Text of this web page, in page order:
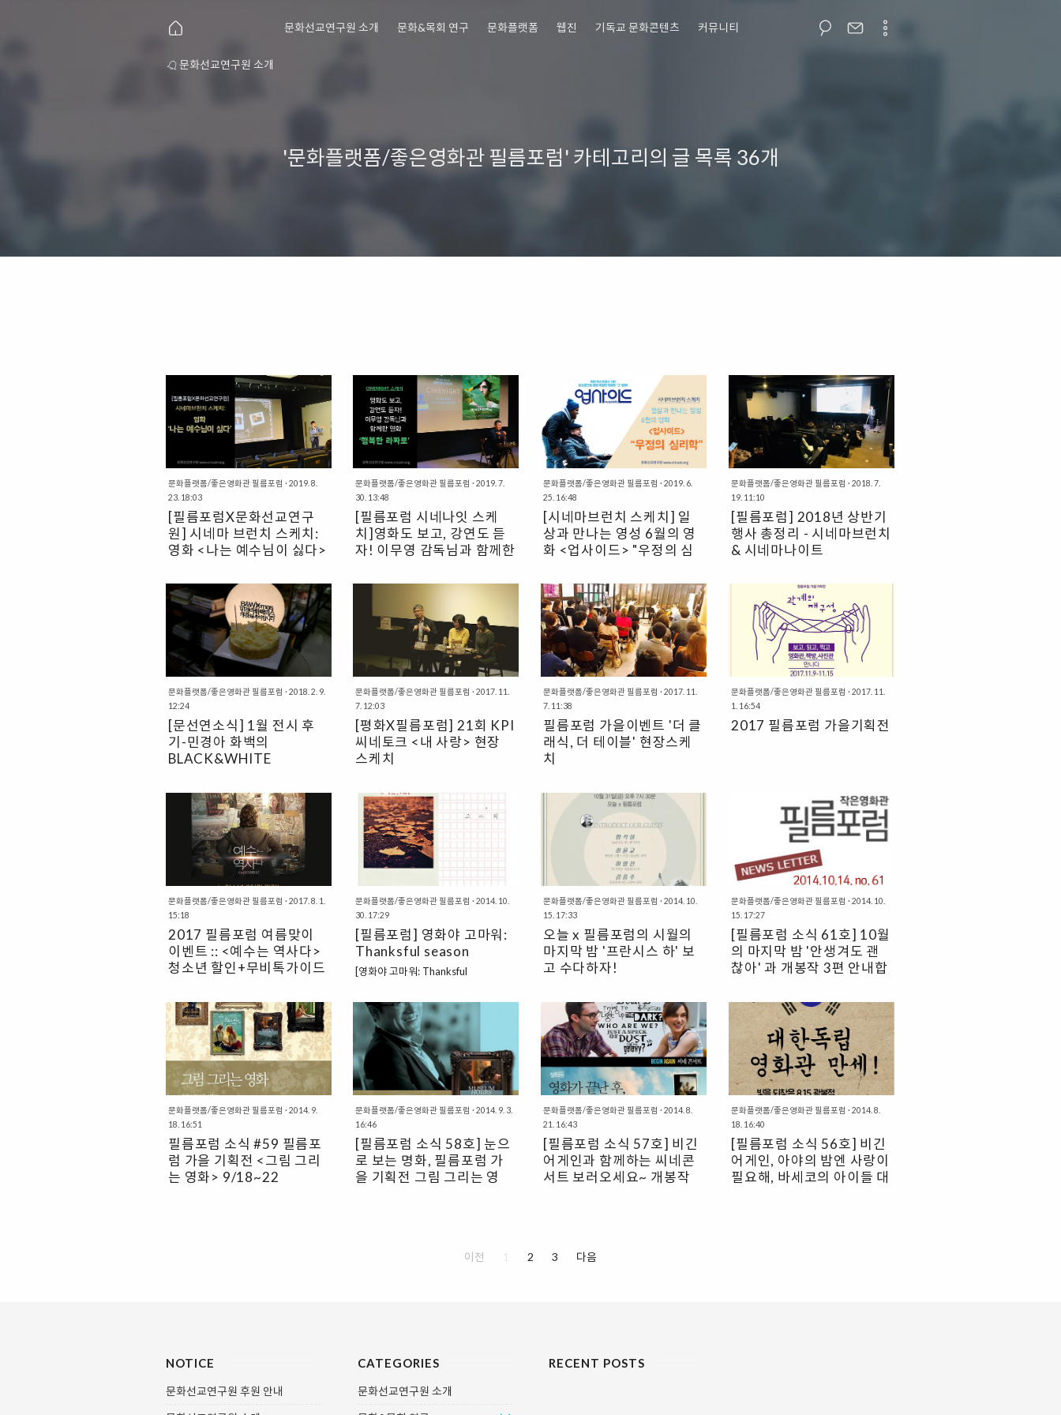
문화선교연구원 소개 문화&목회 연구 문화플랫폼 웹진 기독교 문화콘텐츠 커뮤니티
문화선교연구원 소개
'문화플랫폼/좋은영화관 필름포럼' 카테고리의 글 목록 36개
문화플랫폼/좋은영화관 필름포럼 · 2019. 8.
23. 18:03
[필름포럼X문화선교연구
원] 시네마 브런치 스케치:
영화 <나는 예수님이 싫다>
대표 성현 목사가 진행하는 시네마 브
런치가 있었다. 시네마 브런치는 영화
를 감상하고, 간단한 샌드위치를 먹고
기독교적인 시각이 담긴 시네마 강좌와
관객과의 대화로 구성되어 있다. 매달
진행되는데 7월의 영화는 오쿠야마 히
로시 감독의 였다. ‘아니 어떻게 이런 제
목을...’ 하고 생각하게 만드는, 귀여우
면서도 발칙한 제목이다. 실제로 영화
는 초등학생 5학년 아이가 주인공인 만
큼 귀엽기도 하고 그 안에 사뭇 진지한
고독과 실증을 드러내고 있다는 점에서
갑작스러운 이사로 시골 마을로 전학을
오게 된다. 그곳에서 다니게 된 기독교
학교, 예수님과의 만남은 조금 낯설었
지만 유라는 자신의 작은 소원들을 들
어주는 예수님과 금방 친해진다. ..
문화플랫폼/좋은영화관 필름포럼 · 2019. 7.
30. 13:48
[필름포럼 시네나잇 스케
치]영화도 보고, 강연도 듣
자! 이무영 감독님과 함께한
의미있는 영화를 선정하여 이무영 감독
과 함께 토크쇼를 진행한다. 지난 7월
12일 시네나잇은 영화 를 선정했다. 신
비로운 분위기가 감도는 영화 는 굉장
히 많은 생각을 하게 만드는 영화였다.
영화 곳곳에 숨겨진 장치들도 궁금했
고, 기독교적인 느낌이 다분한 모티브
들도 알고 싶어졌다. 그렇기에 더욱 이
무영 감독과 함께 읽는 영화 시네나잇
은 좀 더 특별한 시간이었다. 이무영 감
독은 먼저 이 영화를 보며 쉽게 받아들
이기 어렵거나 이해가 안 되는 부분이
세계관에 깊이 뿌리를 두고 있기 때문
이라고 보았다. 그렇기에 어떻게 보면
익숙하고, 기독교 세계관에 익숙하지
않은 사람들은 낯선 것이다. 또한 성경
뿐 아니라 다른 신화적인 모티브가 사
용되어..
문화플랫폼/좋은영화관 필름포럼 · 2019. 6.
25. 16:48
[시네마브런치 스케치] 일
상과 만나는 영성 6월의 영
화 <업사이드> "우정의 심
시네마 브런치는 영화를 감상하고, 함
께 간단한 샌드위치를 먹고 영화관에서
진행하는 시네마 강좌와 관객과의 대화
로 구성되어 있다. 기독교적인 시각이
담긴 성현 목사의 시네마 브런치 6월의
영화는 였는데, “우정의 심리학”이라는
주제로 전개되었다. 6월 24일에 진행
된 시네마 브런치를 스케치한 것을 공
유하고자 한다. 영화 줄거리엄청난 부
자인 필립(브라이언 크랜스톤 역)은 사
실 하루 24시간 내내 누군가가 도와주
지 않으면 살아갈 수 없는 전신마비환
미를 잃어버린 그는 ‘생활보조원’을 구
하는 중 델(케빈 하트 역)을 만나게 된
다. 델은 전과자로 한 가정의 가장의 역
할을 하고 싶지만 떳떳한 직장을 구하
는 데 어려움을 느끼고 있었다. 그러다
문화플랫폼/좋은영화관 필름포럼 · 2018. 7.
19. 11:10
[필름포럼] 2018년 상반기
행사 총정리 - 시네마브런치
& 시네마나이트
포럼이 선정한 영화로 함께 이야기를
나누는 시네마 프로그램들이 있어요 영
화 한편 속에 담긴 수많은 이야기들을
함께 나누며, 공감하고 더욱 깊어지는
시간! 2018년 상반기에도 다양한 영
화들로 여러분을 만났습니다. 어떠한
영화들이 있었는지 같이 알아볼까요?
1. 3월의 행사 : 시네마나이트 & 시네
마브런치& 시네마토크 2. 5월의 행사 :
시네마나이트 & 시네마브런치 & 시네
좋은 시네마 프로그램으로 찾아갑니다.
많은 관심 부탁드려요 ~! 다가오는 7월
행사 : 시네마브런치 (매진) 필름포럼
행사에 대한 다양한 정보는 http..
문화플랫폼/좋은영화관 필름포럼 · 2018. 2. 9.
12:24
[문선연소식] 1월 전시 후
기-민경아 화백의
BLACK&WHITE
31일 까지 필름포럼에서 민경아 화백
의 개인전이 열렸습니다. 주제는
BLACK & WHITE CHRISTMAS 로 가
장 단순한 색인 BLACK 과 WHITE가
만들어낸 예수 그리스도의 탄생의 의미
가 더욱 와 닿은 전시회였습니다. 특히
민경아 화백님의 작품은 수천 년의 시
간과 동서양을 넘나드는 브리콜라주로
주목받는 작품들입니다. 한국적 이미지
로 고스란히 전해지는 예수 그리스도를
만날 수 있는 특별함을 주는 작품들이
었습니다. 특히 전시회 당일은 민경아
주시기도 해서 더욱 좋았습니다. 제가
생각했던 작품이해와 작가님의 작품설
명이 더해져서 더욱 풍성한 시간이었습
니다. 마지막으로 꽃보다 더 아름다우
신 민경아 화백님의 사진! 다음번에
또..
문화플랫폼/좋은영화관 필름포럼 · 2017. 11.
7. 12:03
[평화X필름포럼] 21회 KPI
씨네토크 <내 사랑> 현장
스케치
모디, 그리고 홀로 거친 인생을 살아야
만 했던 에버릿. 세상으로부터 버림 받
은 두 사람이 만났습니다. 에버릿이 모
디를 아무리 할퀴고 상처 내어도 종국
에 에버릿조차 자상하고 따뜻한 남자로
변하게 만든 모디의 힘. 그것은 가슴 한
켠에 묻어둔 아픔 때문이었을까요, 아
니면, "내 인생 전부가 이미 액자 속에
있어요. 바로 저기에..." 그림 덕분이었
을까요. 그도 아니면.... 사랑 때문이었
을까요.누구보다 부족해 보였지만 스스
로 행복을 찾아낸 모디, 그녀를 통해 평
평화연구원과 함께 가졌습니다. 토요일
오후에 가족들과 함께 영화를 보고, 이
야기 나누는 시간이 앞으로도 계속됩니
다.^^
문화플랫폼/좋은영화관 필름포럼 · 2017. 11.
7. 11:38
필름포럼 가을이벤트 '더 클
래식, 더 테이블' 현장스케
치
QUARTET'의 멋진 연주와 가을과 잘
어울리는 영화 을 동시에! 필름포럼 가
을이벤트 [더 클래식, 더 테이블]의 현
장사진 전합니다. 계속되는 필름포럼의
따뜻한 이벤트, 주목해주세요. ; )
문화플랫폼/좋은영화관 필름포럼 · 2017. 11.
1. 16:54
2017 필름포럼 가을기획전
문화플랫폼/좋은영화관 필름포럼 · 2017. 8. 1.
15:18
2017 필름포럼 여름맞이
이벤트 :: <예수는 역사다>
청소년 할인+무비톡가이드
이벤트 :: 예수는 역사다! ∙ 청소년 관람
가 7천원 관람 ∙ 무비톡가이드(성경공
부교재) 제공 영화도 보고, 카페에서 토
론도 할 수 있는 필름포럼으로 오세요!
‣ 기간 : 2017. 8.5-8.27‣ 할인혜택 :
매표소에서 학생증/청소년증 제시(중
복할인 불가)
문화플랫폼/좋은영화관 필름포럼 · 2014. 10.
30. 17:29
[필름포럼] 영화야 고마워:
Thanksful season
[영화야 고마워: Thanksful
해가 다 가기 전에 필름포럼을 찾아오
는 사람에게 어떻게 고마움을 표현할까
고민했습니다. Thanksgiving Day*가
있는 11월 셋째 주, 영화를 상영하기
전 트레일러가 상영되는 1, 2분의 시간
을 관객에게 내어주면 어떨까? 누군가
의견을 냈고 모두가 꽤 근사한 일이 될
거라 생각했습니다. 감사의 마음을 전
하고 싶은 특별한 사람이 있나요? 그럼
필름포럼 앞으로 이메일을 보내주세요.
고마운 사람의 사진과 짧은 메세지면
충분합니다. 여러분의 소중한 사연을
문화플랫폼/좋은영화관 필름포럼 · 2014. 10.
15. 17:33
오늘 x 필름포럼의 시월의
마지막 밤 '프란시스 하' 보
고 수다하자!
다하자!with 번역작가 황석희 + 소설
가 최윤교 + 북칼럼니스트 허영진 + 문
화기획자 김홍주 언제: 10월 31일 저
녁 7시 30분 어디: 필름포럼 1관 무용
수로 성공하겠다는 꿈을 꾸지만 현실은
평범한 연습생인 프란시스! 직업도, 사
랑도, 우정도 무엇 하나 잘 되지 않는
20대. ‘그래도 괜찮아’라고 위로해주고
싶지만 30대, 40대가 된다고 뭔가 달
라질까? 문득, 뒤돌아보니 어느덧 이 나
이. “우리 지금 이대로 괜찮을까?” 묻고
싶지만 다들 너무 바빠서 물을 수 없다.
하고 싶은 일에 까이기도 했던, 그럼에
문화플랫폼/좋은영화관 필름포럼 · 2014. 10.
15. 17:27
[필름포럼 소식 61호] 10월
의 마지막 밤 '안생겨도 괜
찮아' 과 개봉작 3편 안내합
문화플랫폼/좋은영화관 필름포럼 · 2014. 9.
18. 16:51
필름포럼 소식 #59 필름포
럼 가을 기획전 <그림 그리
는 영화> 9/18~22
18일(목) ~ 22일(월)장 소 | 필름포럼
관람료 | 6,000원 (씨네 토크 8,000
문화플랫폼/좋은영화관 필름포럼 · 2014. 9. 3.
16:46
[필름포럼 소식 58호] 눈으
로 보는 명화, 필름포럼 가
을 기획전 그림 그리는 영
문화플랫폼/좋은영화관 필름포럼 · 2014. 8.
21. 16:43
[필름포럼 소식 57호] 비긴
어게인과 함께하는 씨네콘
서트 보러오세요~ 개봉작
문화플랫폼/좋은영화관 필름포럼 · 2014. 8.
18. 16:40
[필름포럼 소식 56호] 비긴
어게인, 아야의 밤엔 사랑이
필요해, 바세코의 아이들 대
이전 1 2 3 다음
NOTICE
문화선교연구원 후원 안내
CATEGORIES
문화선교연구원 소개
RECENT POSTS